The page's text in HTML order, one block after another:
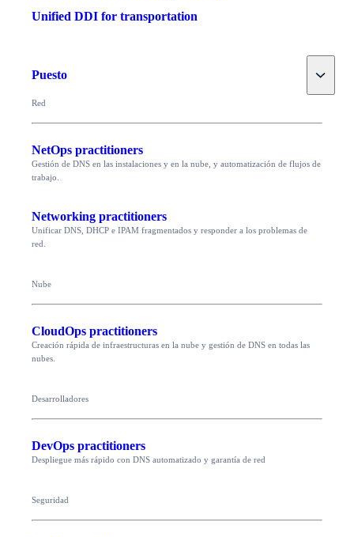
Unified DDI for transportation
Puesto Toggle
Red
NetOps practitioners
Gestión de DNS en las instalaciones y en la nube, y automatización de flujos de
trabajo.
Networking practitioners
Unificar DNS, DHCP e IPAM fragmentados y responder a los problemas de
red.
Nube
CloudOps practitioners
Creación rápida de infraestructuras en la nube y gestión de DNS en todas las
nubes.
Desarrolladores
DevOps practitioners
Despliegue más rápido con DNS automatizado y garantía de red
Seguridad